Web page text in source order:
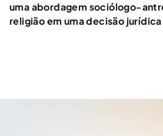
uma abordagem sociólogo-
religião em uma decisão jurídica